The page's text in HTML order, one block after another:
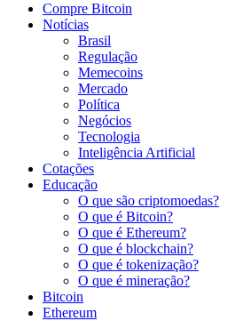
Compre Bitcoin
Notícias
Brasil
Regulação
Memecoins
Mercado
Política
Negócios
Tecnologia
Inteligência Artificial
Cotações
Educação
O que são criptomoedas?
O que é Bitcoin?
O que é Ethereum?
O que é blockchain?
O que é tokenização?
O que é mineração?
Bitcoin
Ethereum